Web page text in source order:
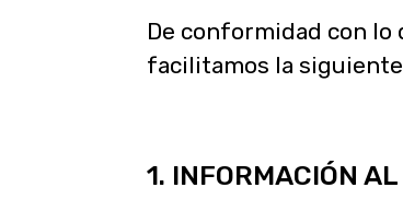
De conformidad con
facilitamos la
1. INFORMACIÓN